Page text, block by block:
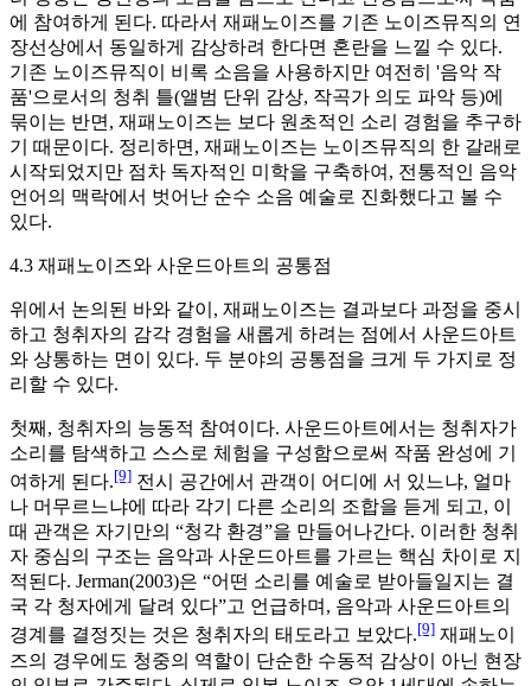
에 참여하게 된다. 따라서 재패노이즈를 기존 노이즈뮤직의 연
장선상에서 동일하게 감상하려 한다면 혼란을 느낄 수 있다.
기존 노이즈뮤직이 비록 소음을 사용하지만 여전히 '음악 작
품'으로서의 청취 틀(앨범 단위 감상, 작곡가 의도 파악 등)에
묶이는 반면, 재패노이즈는 보다 원초적인 소리 경험을 추구하
기 때문이다. 정리하면, 재패노이즈는 노이즈뮤직의 한 갈래로
시작되었지만 점차 독자적인 미학을 구축하여, 전통적인 음악
언어의 맥락에서 벗어난 순수 소음 예술로 진화했다고 볼 수
있다.
4.3 재패노이즈와 사운드아트의 공통점
위에서 논의된 바와 같이, 재패노이즈는 결과보다 과정을 중시
하고 청취자의 감각 경험을 새롭게 하려는 점에서 사운드아트
와 상통하는 면이 있다. 두 분야의 공통점을 크게 두 가지로 정
리할 수 있다.
첫째, 청취자의 능동적 참여이다. 사운드아트에서는 청취자가
소리를 탐색하고 스스로 체험을 구성함으로써 작품 완성에 기
여하게 된다.[9] 전시 공간에서 관객이 어디에 서 있느냐, 얼마
나 머무르느냐에 따라 각기 다른 소리의 조합을 듣게 되고, 이
때 관객은 자기만의 “청각 환경”을 만들어나간다. 이러한 청취
자 중심의 구조는 음악과 사운드아트를 가르는 핵심 차이로 지
적된다. Jerman(2003)은 “어떤 소리를 예술로 받아들일지는 결
국 각 청자에게 달려 있다”고 언급하며, 음악과 사운드아트의
경계를 결정짓는 것은 청취자의 태도라고 보았다.[9] 재패노이
즈의 경우에도 청중의 역할이 단순한 수동적 감상이 아닌 현장